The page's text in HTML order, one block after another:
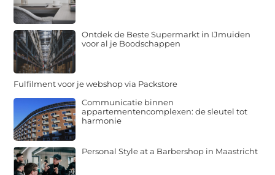
Ontdek de Beste Supermarkt in IJmuiden
voor al je Boodschappen
Fulfilment voor je webshop via Packstore
Communicatie binnen
appartementencomplexen: de sleutel tot
harmonie
Personal Style at a Barbershop in Maastricht